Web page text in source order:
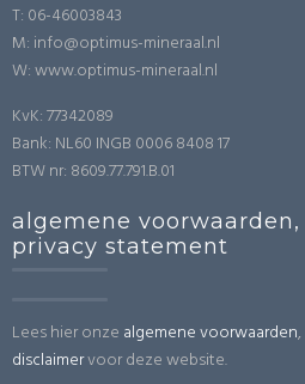
T: 06-46003843
M: info@optimus-mineraal.nl
W: www.optimus-mineraal.nl
KvK: 77342089
Bank: NL60 INGB 0006 8408 17
BTW nr: 8609.77.791.B.01
algemene
privacy statement
Lees hier onze algemene voorwaarden
disclaimervoor deze website.